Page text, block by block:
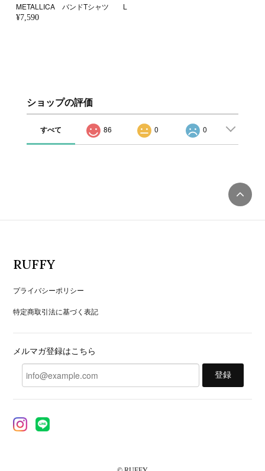
METALLICA バンドTシャツ L
¥7,590
ショップの評価
すべて 86 0 0
RUFFY
プライバシーポリシー
特定商取引法に基づく表記
メルマガ登録はこちら
登録